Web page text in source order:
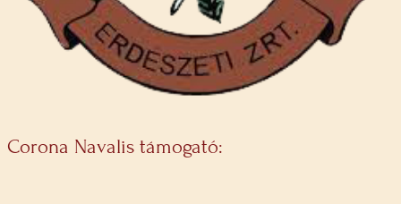
Corona Navalis támogató: